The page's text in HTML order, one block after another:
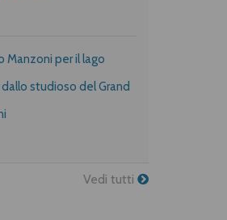
Manzoni per il lago
studioso del Grand
Vedi tutti